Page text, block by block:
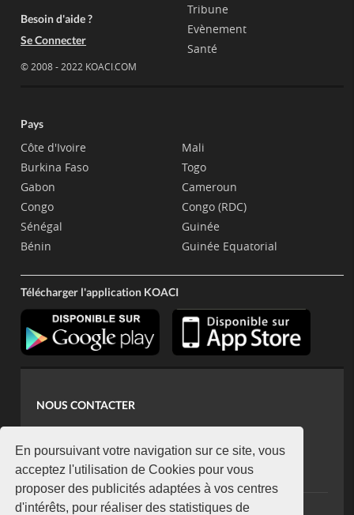
En poursuivant votre navigation sur ce site, vous
acceptez l'utilisation de Cookies pour vous
proposer des publicités adaptées à vos centres
d'intérêts, pour réaliser des statistiques de
Besoin d'aide ?
Se Connecter
© 2008 - 2022 KOACI.COM
Tribune
Evènement
Santé
Pays
Côte d'Ivoire
Burkina Faso
Gabon
Congo
Sénégal
Bénin
Mali
Togo
Cameroun
Congo (RDC)
Guinée
Guinée Equatorial
Télécharger l'application KOACI
NOUS CONTACTER
koaci@yahoo.fr
+225 07 08 85 52 93